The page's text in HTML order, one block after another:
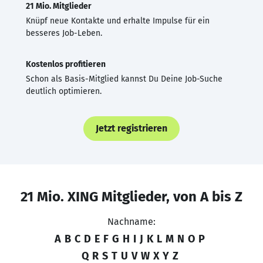
21 Mio. Mitglieder
Knüpf neue Kontakte und erhalte Impulse für ein
besseres Job-Leben.
Kostenlos profitieren
Schon als Basis-Mitglied kannst Du Deine Job-Suche
deutlich optimieren.
Jetzt registrieren
21 Mio. XING Mitglieder, von A bis Z
Nachname:
A B C D E F G H I J K L M N O P
Q R S T U V W X Y Z